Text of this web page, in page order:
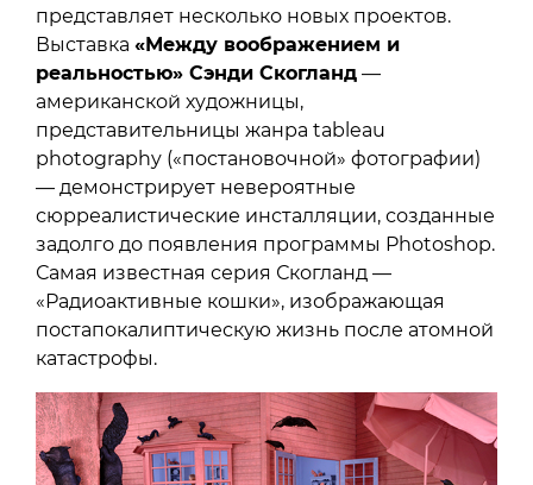
представляет несколько новых проектов.
Выставка «Между воображением и
реальностью» Сэнди Скогланд —
американской художницы,
представительницы жанра tableau
photography («постановочной» фотографии)
— демонстрирует невероятные
сюрреалистические инсталляции, созданные
задолго до появления программы Photoshop.
Самая известная серия Скогланд —
«Радиоактивные кошки», изображающая
постапокалиптическую жизнь после атомной
катастрофы.